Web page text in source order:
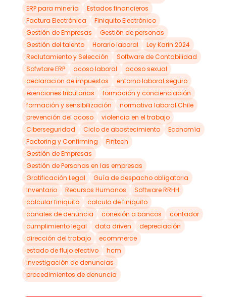
ERP para minería
Estados financieros
Factura Electrónica
Finiquito Electrónico
Gestión de Empresas
Gestión de personas
Gestión del talento
Horario laboral
Ley Karin 2024
Reclutamiento y Selección
Software de Contabilidad
Sofwtare ERP
acoso laboral
acoso sexual
declaracion de impuestos
entorno laboral seguro
exenciones tributarias
formación y concienciación
formación y sensibilización
normativa laboral Chile
prevención del acoso
violencia en el trabajo
Ciberseguridad
Ciclo de abastecimiento
Economía
Factoring y Confirming
Fintech
Gestión de Empresas
Gestión de Personas en las empresas
Gratificación Legal
Guía de despacho obligatoria
Inventario
Recursos Humanos
Software RRHH
calcular finiquito
calculo de finiquito
canales de denuncia
conexión a bancos
contador
cumplimiento legal
data driven
depreciación
dirección del trabajo
ecommerce
estado de flujo efectivo
hcm
investigación de denuncias
procedimientos de denuncia